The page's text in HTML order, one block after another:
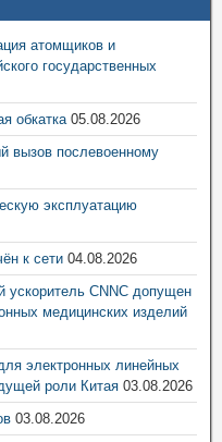
атомщиков и
государственных
обкатка 05.08.2026
вызов послевоенному
эксплуатацию
к сети 04.08.2026
ускоритель CNNC допущен
медицинских изделий
электронных линейных
роли Китая 03.08.2026
03.08.2026